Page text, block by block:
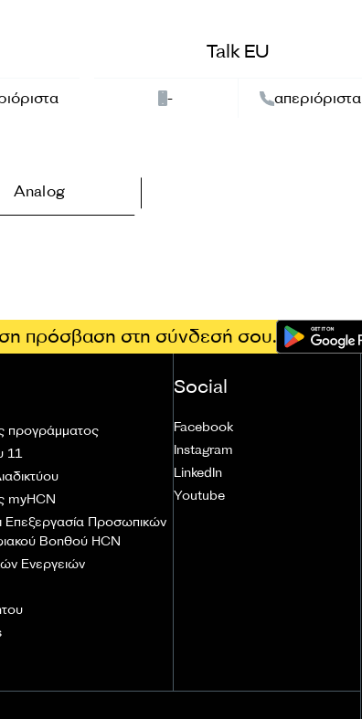
Talk EU
- απεριόριστα
Analog
πρόσβαση στη σύνδεσή σου.
προγράμματος
11
myHCN
Επεξεργασία Προσωπικών
Βοηθού HCN
Ενεργειών
Social
Facebook
Instagram
LinkedIn
Youtube